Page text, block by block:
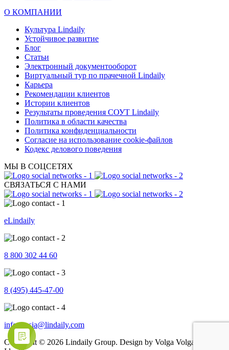
О КОМПАНИИ
Культура Lindaily
Устойчивое развитие
Блог
Статьи
Электронный документооборот
Виртуальный тур по прачечной Lindaily
Карьера
Рекомендации клиентов
Истории клиентов
Результаты проведения СОУТ Lindaily
Политика в области качества
Политика конфиденциальности
Согласие на использование cookie-файлов
Кодекс делового поведения
МЫ В СОЦСЕТЯХ
СВЯЗАТЬСЯ С НАМИ
eLindaily
8 800 302 44 60
8 (495) 445-47-00
info.russia@lindaily.com
Copyright © 2026 Lindaily Group. Design by Volga Volga Brand